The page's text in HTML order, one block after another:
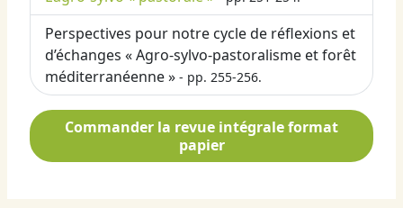
Perspectives pour notre cycle de réflexions et
d’échanges « Agro-sylvo-pastoralisme et forêt
méditerranéenne » - pp. 255-256.
Commander la revue intégrale format
papier